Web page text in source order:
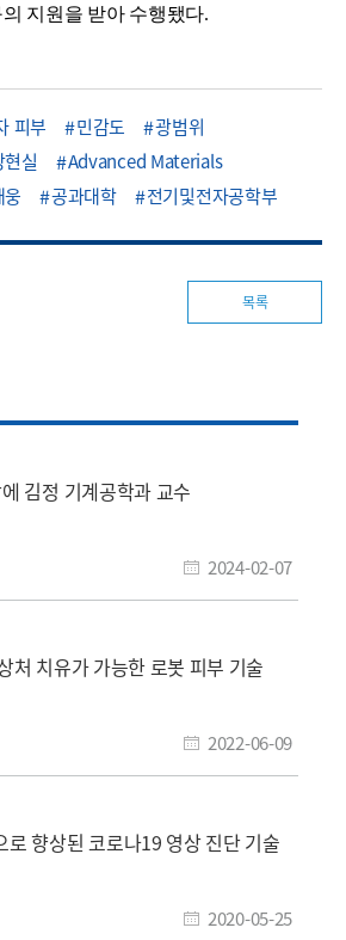
의 지원을 받아 수행됐다.
피부 민감도
광범위
실
Advanced Materials
웅 공과대학 전기및전자공학부
목록
김정 기계공학과 교수
2024-02-07
처 치유가 가능한 로봇 피부 기술
2022-06-09
로 향상된 코로나19 영상 진단 기술
2020-05-25